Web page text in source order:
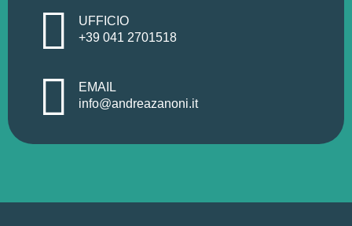
UFFICIO
+39 041 2701518
EMAIL
info@andreazanoni.it